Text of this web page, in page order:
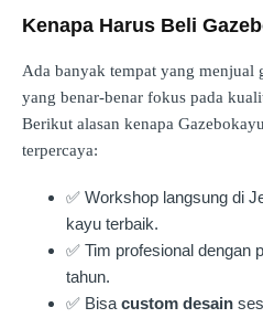
Kenapa Harus Beli
Ada banyak tempat yang menjual
yang benar-benar fokus pada
Berikut alasan kenapa
terpercaya:
✅ Workshop langsung di
kayu terbaik.
✅ Tim profesional dengan
tahun.
✅ Bisa custom desain